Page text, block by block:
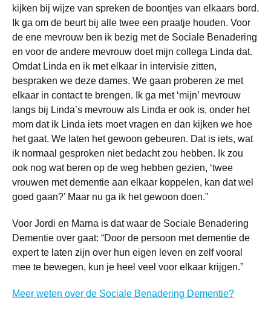
kijken bij wijze van spreken de boontjes van elkaars bord.
Ik ga om de beurt bij alle twee een praatje houden. Voor
de ene mevrouw ben ik bezig met de Sociale Benadering
en voor de andere mevrouw doet mijn collega Linda dat.
Omdat Linda en ik met elkaar in intervisie zitten,
bespraken we deze dames. We gaan proberen ze met
elkaar in contact te brengen. Ik ga met ‘mijn’ mevrouw
langs bij Linda’s mevrouw als Linda er ook is, onder het
mom dat ik Linda iets moet vragen en dan kijken we hoe
het gaat. We laten het gewoon gebeuren. Dat is iets, wat
ik normaal gesproken niet bedacht zou hebben. Ik zou
ook nog wat beren op de weg hebben gezien, ‘twee
vrouwen met dementie aan elkaar koppelen, kan dat wel
goed gaan?’ Maar nu ga ik het gewoon doen.”
Voor Jordi en Marna is dat waar de Sociale Benadering
Dementie over gaat: “Door de persoon met dementie de
expert te laten zijn over hun eigen leven en zelf vooral
mee te bewegen, kun je heel veel voor elkaar krijgen.”
Meer weten over de Sociale Benadering Dementie?